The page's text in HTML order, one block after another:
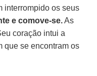
interrompido os seus
e comove-se.As
coração intui a
que se encontram os